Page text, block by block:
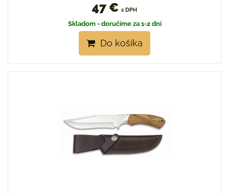
47 € s DPH
Skladom - doručíme za 1-2 dni
Do košíka